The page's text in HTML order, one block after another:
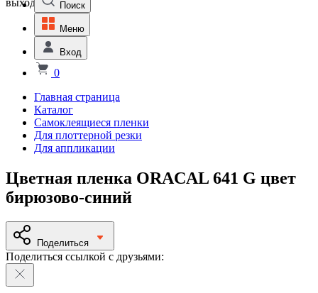
выходной
Поиск
Меню
Вход
0
Главная страница
Каталог
Самоклеящиеся пленки
Для плоттерной резки
Для аппликации
Цветная пленка ORACAL 641 G цвет
бирюзово-синий
Поделиться
Поделиться ссылкой с друзьями: